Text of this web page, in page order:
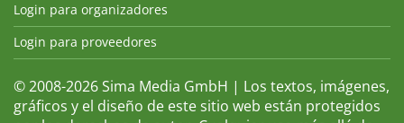
Login para organizadores
Login para proveedores
© 2008-2026 Sima Media GmbH | Los textos, imágenes,
gráficos y el diseño de este sitio web están protegidos